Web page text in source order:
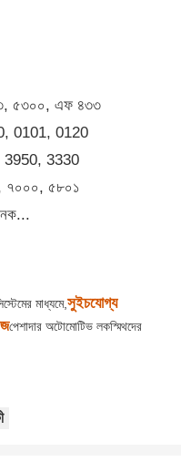
৫৩০০, এফ ৪৩৩
0101, 0120
3950, 3330
৭০০০, ৫৮০১
মাধ্যমে,সুইচযোগ্য
পেশাদার অটোমোটিভ লকস্মিথদের